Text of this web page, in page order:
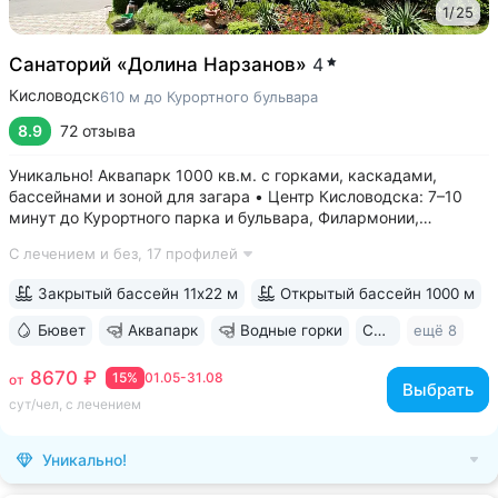
1/25
Санаторий «Долина Нарзанов» 4
Кисловодск610 м до Курортного бульвара
8.9 72 отзыва
Уникально! Аквапарк 1000 кв.м. с горками, каскадами,
бассейнами и зоной для загара • Центр Кисловодска: 7–10
минут до Курортного парка и бульвара, Филармонии,
курортов: «Ессентуки-4» и «Славяновская» (Железноводск).
С лечением и без, 17 профилей
01.05-31.08
15%
от 8670 ₽
сут/чел, с лечением
Выбрать
Закрытый бассейн 11х22 м Открытый бассейн 1000 м
Бювет Аквапарк Водные горки Свой парк ещё 8
Уникально!